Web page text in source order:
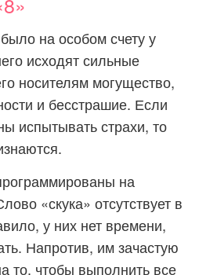
на особом счету у
исходят сильные
носителям могущество,
и бесстрашие. Если
испытывать страхи, то
на
«скука» отсутствует в
у них нет времени,
Напротив, им зачастую
то, чтобы выполнить все